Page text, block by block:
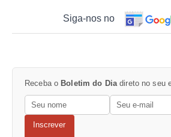
Siga-nos no
Receba o Boletim do Diadireto no seu
Inscrever